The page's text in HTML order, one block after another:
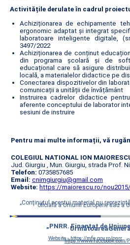
Activitățile derulate în cadrul
Achiziționarea de echipamente
ergonomic adaptat și integrat
laboratoare inteligente digitale,
3497/2022
Achiziționarea de conținut
din programa școlară și de
educațional care să asigure
locală, a materialelor didactice pe
Conectarea dispozitivelor din
comunicații a unității de învățământ
Instruirea cadrelor didactice
aferente conceptului de laborator
sesiuni de instruire
Pentru mai multe informații, vă
COLEGIUL NATIONAL ION
Jud. Giurgiu , Mun. Giurgiu, strada Prof.
Telefon: 0735857685
Email: cnimgiurgiu@gmail.com
Website: https://maiorescu.ro/nou2015/
„Conţinutul acestui material nu
oficială a Uniunii Europene sau a
„PNRR. Finanțat de
Website - https://mfe.gov.ro/pnrr
https://www.facebook.com/